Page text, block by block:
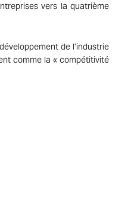
vers la quatrième
de l’industrie
comme la « compétitivité